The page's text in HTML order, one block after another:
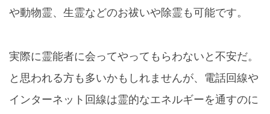
や動物霊、生霊などのお祓いや除霊も可能です。
実際に霊能者に会ってやってもらわないと不安だ。
と思われる方も多いかもしれませんが、電話回線や
インターネット回線は霊的なエネルギーを通すのに